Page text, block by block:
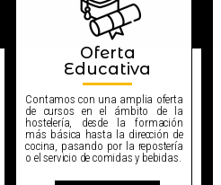
Oferta
Educativa
Contamos con una amplia oferta
de cursos en el ámbito de la
hostelería, desde la formación
más básica hasta la dirección de
cocina, pasando por la repostería
o el servicio de comidas y bebidas.